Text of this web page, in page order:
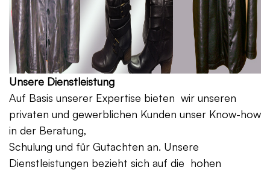
Unsere Dienstleistung
Auf Basis unserer Expertise bieten wir unseren
privaten und gewerblichen Kunden unser Know-how
in der Beratung,
Schulung und für Gutachten an. Unsere
Dienstleistungen bezieht sich auf die hohen